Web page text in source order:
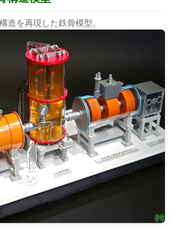
造を再現した鉄骨模型。